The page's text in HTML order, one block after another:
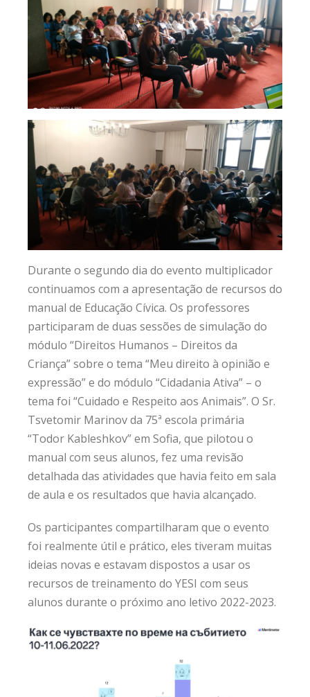
Durante o segundo dia do evento multiplicador
continuamos com a apresentação de recursos do
manual de Educação Cívica. Os professores
participaram de duas sessões de simulação do
módulo “Direitos Humanos – Direitos da
Criança” sobre o tema “Meu direito à opinião e
expressão” e do módulo “Cidadania Ativa” – o
tema foi “Cuidado e Respeito aos Animais”. O Sr.
Tsvetomir Marinov da 75ª escola primária
“Todor Kableshkov” em Sofia, que pilotou o
manual com seus alunos, fez uma revisão
detalhada das atividades que havia feito em sala
de aula e os resultados que havia alcançado.
Os participantes compartilharam que o evento
foi realmente útil e prático, eles tiveram muitas
ideias novas e estavam dispostos a usar os
recursos de treinamento do YESI com seus
alunos durante o próximo ano letivo 2022-2023.